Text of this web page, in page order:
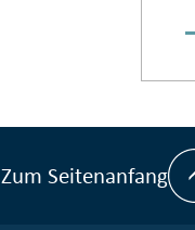
Zum Seitenanfang